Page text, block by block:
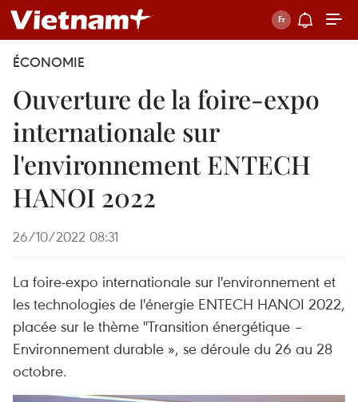
ÉCONOMIE
Ouverture de la foire-expo
internationale sur
l'environnement ENTECH
HANOI 2022
26/10/2022 08:31
La foire-expo internationale sur l'environnement et
les technologies de l'énergie ENTECH HANOI 2022,
placée sur le thème "Transition énergétique –
Environnement durable », se déroule du 26 au 28
octobre.